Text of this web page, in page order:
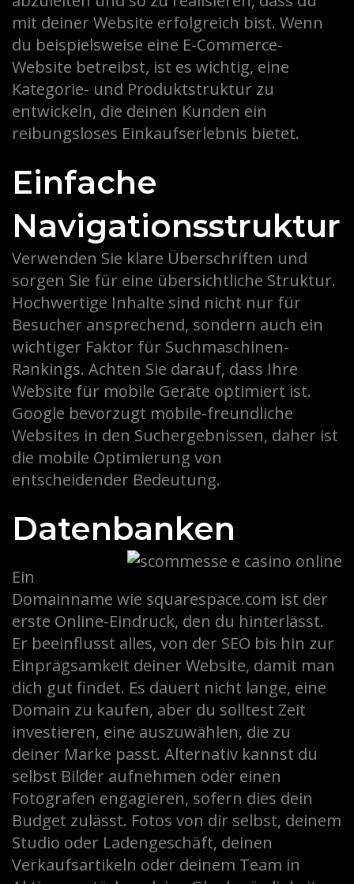
mit deiner Website erfolgreich bist. Wenn
du beispielsweise eine E-Commerce-
Website betreibst, ist es wichtig, eine
Kategorie- und Produktstruktur zu
entwickeln, die deinen Kunden ein
reibungsloses Einkaufserlebnis bietet.
Einfache
Navigationsstruktur
Verwenden Sie klare Überschriften und
sorgen Sie für eine übersichtliche Struktur.
Hochwertige Inhalte sind nicht nur für
Besucher ansprechend, sondern auch ein
wichtiger Faktor für Suchmaschinen-
Rankings. Achten Sie darauf, dass Ihre
Website für mobile Geräte optimiert ist.
Google bevorzugt mobile-freundliche
Websites in den Suchergebnissen, daher ist
die mobile Optimierung von
entscheidender Bedeutung.
Datenbanken
Ein
Domainname wie squarespace.com ist der
erste Online-Eindruck, den du hinterlässt.
Er beeinflusst alles, von der SEO bis hin zur
Einprägsamkeit deiner Website, damit man
dich gut findet. Es dauert nicht lange, eine
Domain zu kaufen, aber du solltest Zeit
investieren, eine auszuwählen, die zu
deiner Marke passt. Alternativ kannst du
selbst Bilder aufnehmen oder einen
Fotografen engagieren, sofern dies dein
Budget zulässt. Fotos von dir selbst, deinem
Studio oder Ladengeschäft, deinen
Verkaufsartikeln oder deinem Team in